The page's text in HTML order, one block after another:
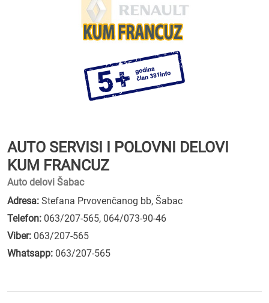
AUTO SERVISI I POLOVNI DELOVI
KUM FRANCUZ
Auto delovi Šabac
Adresa: Stefana Prvovenčanog bb, Šabac
Telefon: 063/207-565, 064/073-90-46
Viber: 063/207-565
Whatsapp: 063/207-565